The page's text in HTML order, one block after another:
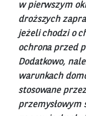
w pierwszym
droższych
jeżeli chodzi o
ochrona przed
Dodatkowo,
warunkach
stosowane
przemysłowym